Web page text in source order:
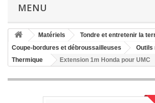
MENU
Matériels
Tondre et entretenir la
Coupe-bordures et débroussailleuses
Outils
Thermique
Extension 1m Honda pour UMC